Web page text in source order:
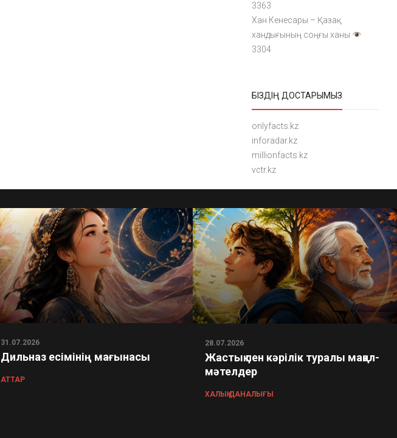
3363
Хан Кенесары – Қазақ
хандығының соңғы ханы
3304
БІЗДІҢ ДОСТАРЫМЫЗ
onlyfacts.kz
inforadar.kz
millionfacts.kz
vctr.kz
31.07.2026
Дильназ есімінің мағынасы
АТТАР
28.07.2026
Жастық пен кәрілік туралы мақал-
мәтелдер
ХАЛЫҚ ДАНАЛЫҒЫ